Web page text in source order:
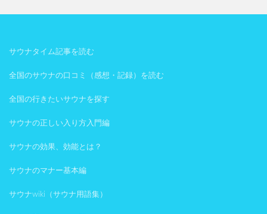
サウナタイム記事を読む
全国のサウナの口コミ（感想・記録）を読む
全国の行きたいサウナを探す
サウナの正しい入り方入門編
サウナの効果、効能とは？
サウナのマナー基本編
サウナwiki（サウナ用語集）